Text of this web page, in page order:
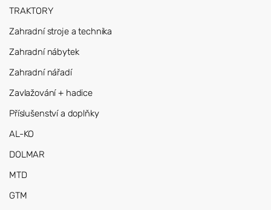
TRAKTORY
Zahradní stroje a technika
Zahradní nábytek
Zahradní nářadí
Zavlažování + hadice
Příslušenství a doplňky
AL-KO
DOLMAR
MTD
GTM